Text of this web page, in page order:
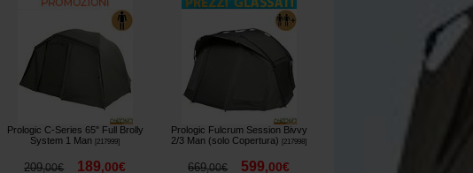
Prologic C-Series 65" Full Brolly
System 1 Man [217999]
209,00€ 189,00€
Prologic Fulcrum Session Bivvy
2/3 Man (solo Copertura)
[217998]
669,00€ 599,00€